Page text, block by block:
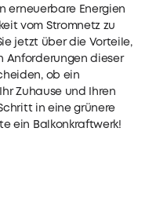
erneuerbare Energien
vom Stromnetz zu
jetzt über die Vorteile,
Anforderungen dieser
ob ein
Zuhause und Ihren
in eine grünere
ein Balkonkraftwerk!